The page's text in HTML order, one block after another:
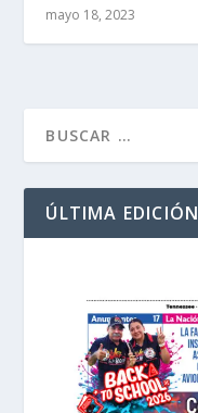
mayo 18, 2023
ÚLTIMA EDICIÓN